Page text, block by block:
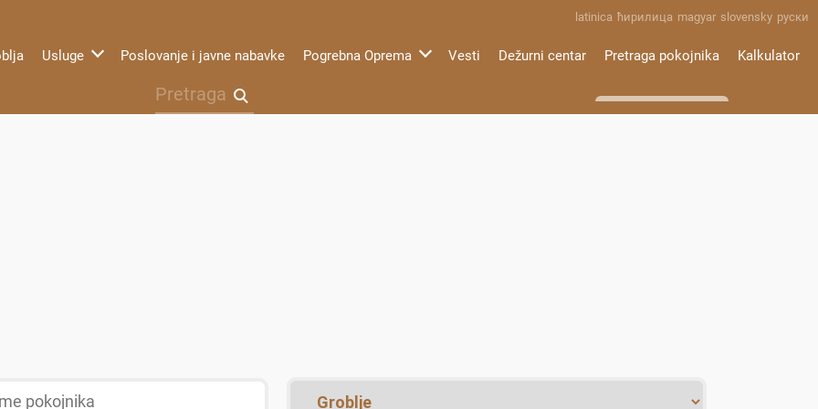
latinica ћирилица magyar slovensky руски
Usluge Poslovanje i javne nabavke Pogrebna Oprema Vesti Dežurni centar Pretraga pokojnika Kalkulator